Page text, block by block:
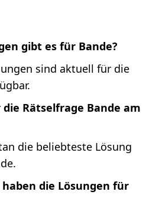
gibt es für Bande?
sind aktuell für die
Rätselfrage Bande am
die beliebteste Lösung
die Lösungen für